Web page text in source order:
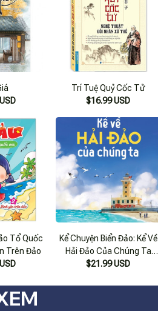
Trí Tuệ Quỷ Cốc Tử
$16.99 USD
Tổ Quốc
Trên Đảo
Kể Chuyện Biển Đảo: Kể Về
Hải Đảo Của Chúng Ta
_Tre
$21.99 USD